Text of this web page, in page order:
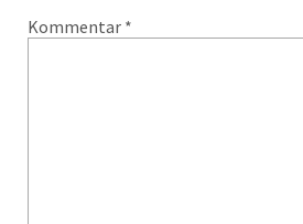
Kommentar *